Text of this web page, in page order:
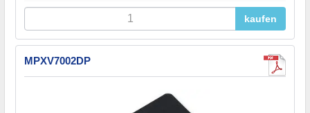
kaufen
MPXV7002DP